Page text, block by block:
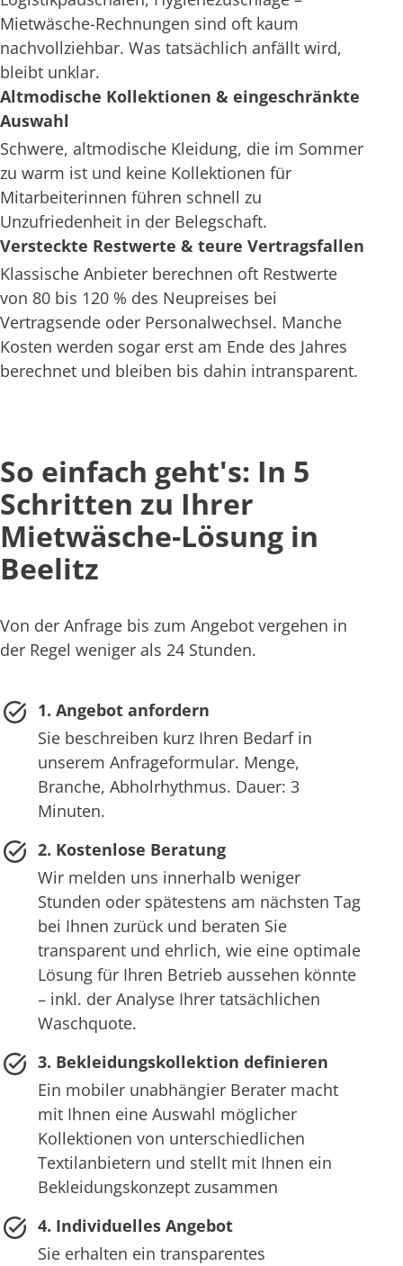
Mietwäsche-Rechnungen sind oft kaum
nachvollziehbar. Was tatsächlich anfällt wird,
bleibt unklar.
Altmodische Kollektionen & eingeschränkte
Auswahl
Schwere, altmodische Kleidung, die im Sommer
zu warm ist und keine Kollektionen für
Mitarbeiterinnen führen schnell zu
Unzufriedenheit in der Belegschaft.
Versteckte Restwerte & teure Vertragsfallen
Klassische Anbieter berechnen oft Restwerte
von 80 bis 120 % des Neupreises bei
Vertragsende oder Personalwechsel. Manche
Kosten werden sogar erst am Ende des Jahres
berechnet und bleiben bis dahin intransparent.
So einfach geht's: In 5
Schritten zu Ihrer
Mietwäsche-Lösung in
Beelitz
Von der Anfrage bis zum Angebot vergehen in
der Regel weniger als 24 Stunden.
1. Angebot anfordern
Sie beschreiben kurz Ihren Bedarf in
unserem Anfrageformular. Menge,
Branche, Abholrhythmus. Dauer: 3
Minuten.
2. Kostenlose Beratung
Wir melden uns innerhalb weniger
Stunden oder spätestens am nächsten Tag
bei Ihnen zurück und beraten Sie
transparent und ehrlich, wie eine optimale
Lösung für Ihren Betrieb aussehen könnte
– inkl. der Analyse Ihrer tatsächlichen
Waschquote.
3. Bekleidungskollektion definieren
Ein mobiler unabhängier Berater macht
mit Ihnen eine Auswahl möglicher
Kollektionen von unterschiedlichen
Textilanbietern und stellt mit Ihnen ein
Bekleidungskonzept zusammen
4. Individuelles Angebot
Sie erhalten ein transparentes